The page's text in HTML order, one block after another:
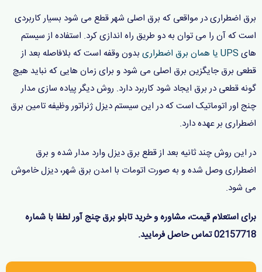
برق اضطراری در مواقعی که برق اصلی شهر قطع می شود بسیار کاربردی
است که آن را می توان به دو طریق راه اندازی کرد. استفاده از سیستم
های UPS یا همان برق اضطراری
بدون وقفه است که بلافاصله بعد از
قطعی برق جایگزین برق اصلی می شود و برای زمان هایی که نباید هیچ
گونه قطعی در برق ایجاد شود کاربرد دارد. روش دیگر پیاده سازی مدار
چنج اور اتوماتیک است که در این سیستم دیزل ژنراتور وظیفه تامین برق
اضطراری بر عهده دارد.
در این روش چند ثانیه بعد از قطع برق دیزل وارد مدار شده و برق
اضطراری وصل شده و به صورت اتومات با امدن برق شهر، دیزل خاموش
می شود.
برای استعلام قیمت، مشاوره و خرید تابلو برق چنج آور لطفا با شماره
02157718 تماس حاصل فرمایید.